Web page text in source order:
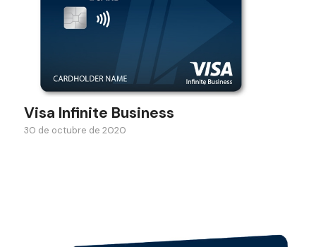
Visa Infinite Business
30 de octubre de 2020